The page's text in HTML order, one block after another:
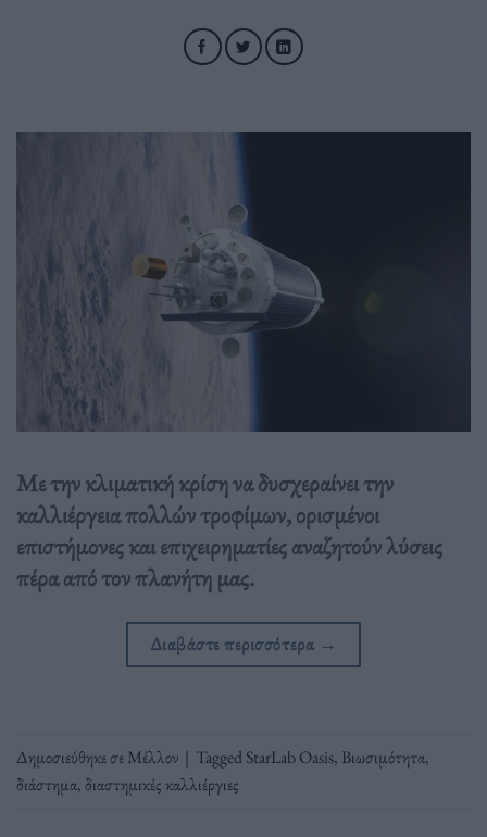
Με την κλιματική κρίση να δυσχεραίνει την
καλλιέργεια πολλών τροφίμων, ορισμένοι
επιστήμονες και επιχειρηματίες αναζητούν λύσεις
πέρα από τον πλανήτη μας.
Διαβάστε περισσότερα →
Δημοσιεύθηκε σεΜέλλον | TaggedStarLab Oasis, Βιωσιμότητα,
διάστημα,διαστημικές καλλιέργιες